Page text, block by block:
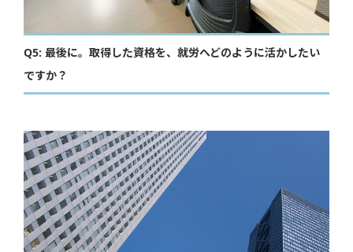
Q5: 最後に。取得した資格を、就労へどのように活かしたい
ですか？